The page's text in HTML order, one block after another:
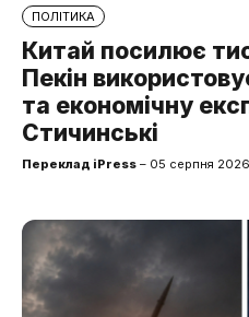
ПОЛІТИКА
Китай посилює
Пекін
та економічну
Стичинські
Переклад iPress – 05 серпня